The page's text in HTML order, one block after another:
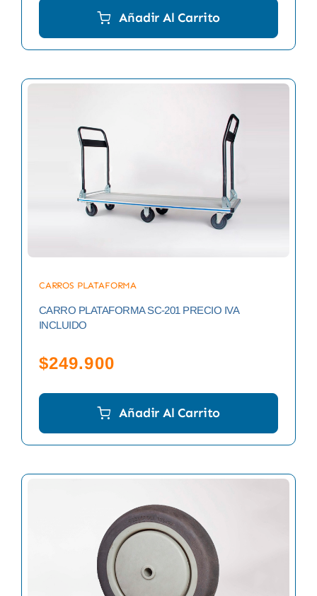
Añadir Al Carrito
CARROS PLATAFORMA
CARRO PLATAFORMA SC-201 PRECIO IVA
INCLUIDO
$249.900
Añadir Al Carrito